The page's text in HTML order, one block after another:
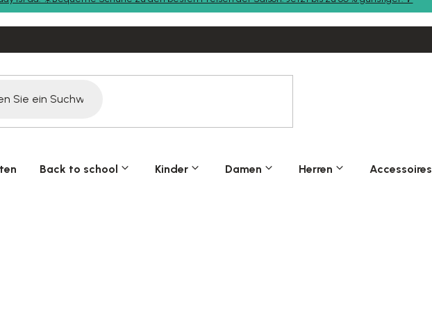
Back to school Kinder Damen Herren Accessoires